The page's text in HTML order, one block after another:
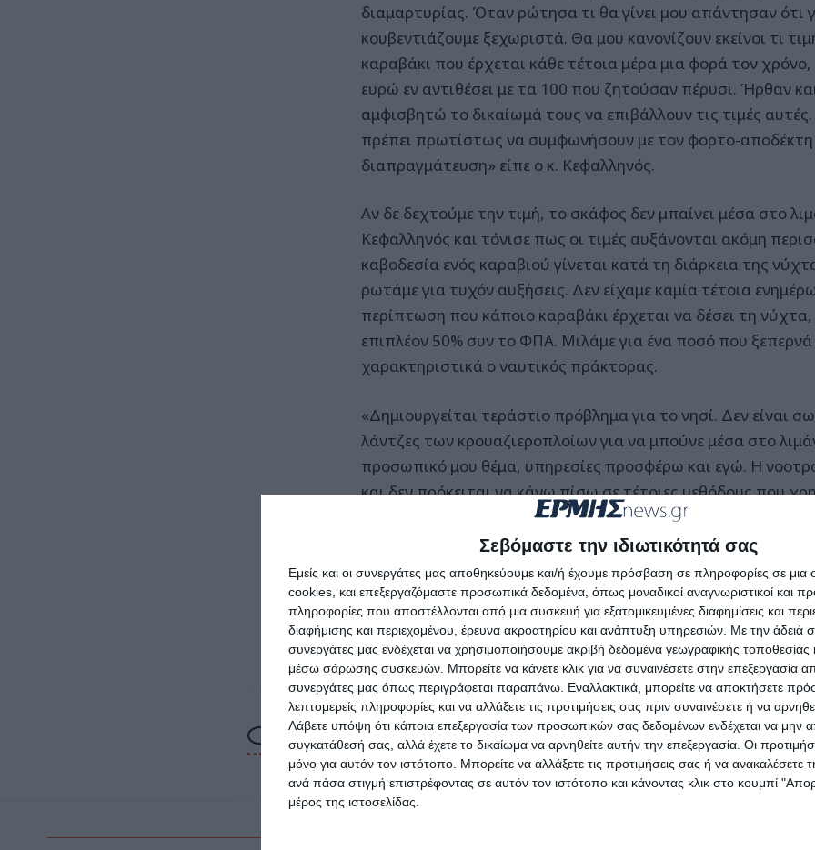
Σεβόμαστε την ιδιωτικότητά σας
Εμείς και οι συνεργάτες μας αποθηκεύουμε και/ή έχουμε πρόσβαση σε πληροφορίες σε
cookies, και επεξεργαζόμαστε προσωπικά δεδομένα, όπως μοναδικοί αναγνωριστικοί και
πληροφορίες που αποστέλλονται από μια συσκευή για εξατομικευμένες διαφημίσεις και
διαφήμισης και περιεχομένου, έρευνα ακροατηρίου και ανάπτυξη υπηρεσιών. Με την άδειά
συνεργάτες μας ενδέχεται να χρησιμοποιήσουμε ακριβή δεδομένα γεωγραφικής τοποθεσίας
μέσω σάρωσης συσκευών. Μπορείτε να κάνετε κλικ για να συναινέσετε στην επεξεργασία
συνεργάτες μας όπως περιγράφεται παραπάνω. Εναλλακτικά, μπορείτε να αποκτήσετε
λεπτομερείς πληροφορίες και να αλλάξετε τις προτιμήσεις σας πριν συναινέσετε ή να
Λάβετε υπόψη ότι κάποια επεξεργασία των προσωπικών σας δεδομένων ενδέχεται να μην
συγκατάθεσή σας, αλλά έχετε το δικαίωμα να αρνηθείτε αυτήν την επεξεργασία. Οι
μόνο για αυτόν τον ιστότοπο. Μπορείτε να αλλάξετε τις προτιμήσεις σας ή να ανακαλέσετε
ανά πάσα στιγμή επιστρέφοντας σε αυτόν τον ιστότοπο και κάνοντας κλικ στο κουμπί
μέρος της ιστοσελίδας.
διαμαρτυρίας. Όταν ρώτησα τι θα γίνει μου απάντησαν ότι
κουβεντιάζουμε ξεχωριστά. Θα μου κανονίζουν εκείνοι τι
καραβάκι που έρχεται κάθε τέτοια μέρα μια φορά τον
ευρώ εν αντιθέσει με τα 100 που ζητούσαν πέρυσι. Ήρθαν
αμφισβητώ το δικαίωμά τους να επιβάλλουν τις τιμές αυτές.
πρέπει πρωτίστως να συμφωνήσουν με τον φορτο-αποδέκτη
διαπραγμάτευση» είπε ο κ. Κεφαλληνός.
Αν δε δεχτούμε την τιμή, το σκάφος δεν μπαίνει μέσα στο
Κεφαλληνός και τόνισε πως οι τιμές αυξάνονται ακόμη
καβοδεσία ενός καραβιού γίνεται κατά τη διάρκεια της
ρωτάμε για τυχόν αυξήσεις. Δεν είχαμε καμία τέτοια
περίπτωση που κάποιο καραβάκι έρχεται να δέσει τη νύχτα,
επιπλέον 50% συν το ΦΠΑ. Μιλάμε για ένα ποσό που
χαρακτηριστικά ο ναυτικός πράκτορας.
«Δημιουργείται τεράστιο πρόβλημα για το νησί. Δεν είναι
λάντζες των κρουαζιεροπλοίων για να μπούνε μέσα στο
προσωπικό μου θέμα, υπηρεσίες προσφέρω και εγώ. Η
και δεν πρόκειται να κάνω πίσω σε τέτοιες μεθόδους που
συμβεί κάτι, θα θεωρήσω υπεύθυνους Λιμεναρχείο, Λιμενικό
Το λιμάνι δεν είναι σπίτι τους να συμπεριφέρονται έτσι»
Τέλος, σε ερώτηση για το αν προτίθεται να κινηθεί και
Κεφαλληνός ήταν σαφής: «Αν συνεχιστούν οι απειλές θα
δικαστήρια και το θέμα θα ανοίξει».